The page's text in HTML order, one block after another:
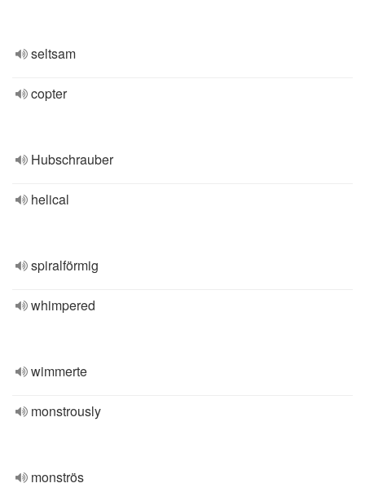
seltsam
copter
Hubschrauber
helical
spiralförmig
whimpered
wimmerte
monstrously
monströs